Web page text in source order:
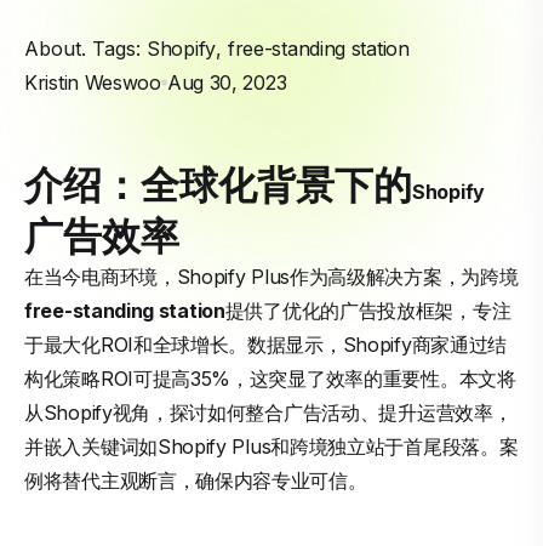
About. Tags: Shopify, free-standing station
Kristin Weswoo Aug 30, 2023
介绍：全球化背景下的Shopify
广告效率
在当今电商环境，Shopify Plus作为高级解决方案，为跨境
free-standing station提供了优化的广告投放框架，专注
于最大化ROI和全球增长。数据显示，Shopify商家通过结
构化策略ROI可提高35%，这突显了效率的重要性。本文将
从Shopify视角，探讨如何整合广告活动、提升运营效率，
并嵌入关键词如Shopify Plus和跨境独立站于首尾段落。案
例将替代主观断言，确保内容专业可信。